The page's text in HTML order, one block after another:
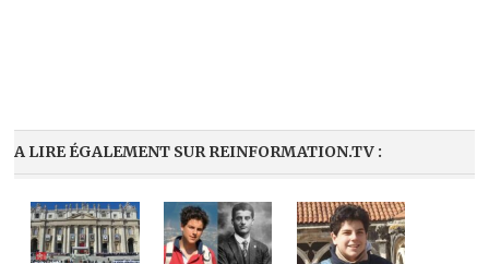
A LIRE ÉGALEMENT SUR REINFORMATION.TV :